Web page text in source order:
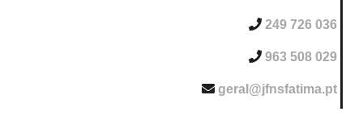
249 726 036
963 508 029
geral@jfnsfatima.pt